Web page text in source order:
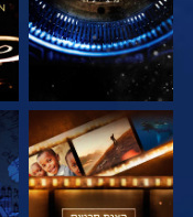
בדוק את הסדרה